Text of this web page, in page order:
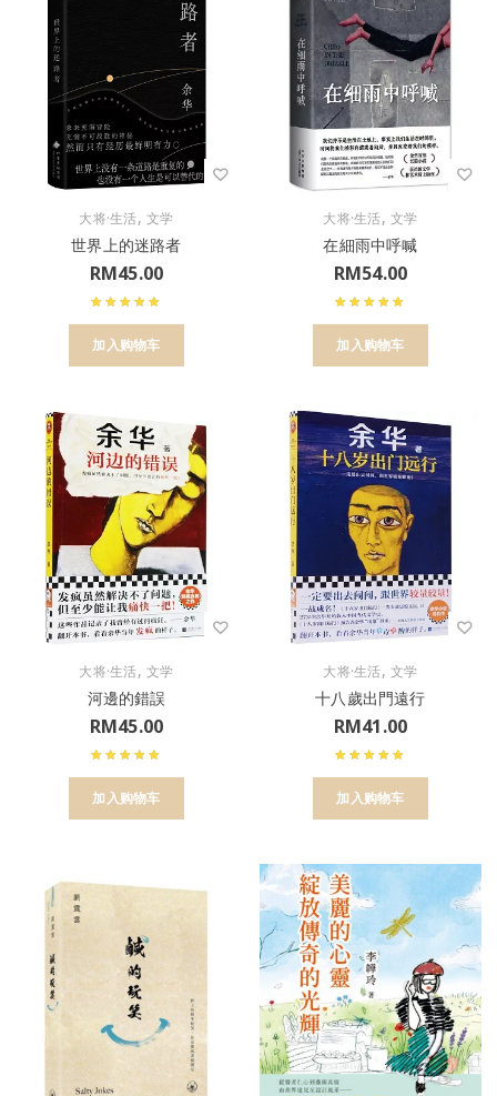
大将·生活,文学
世界上的迷路者
RM45.00
加入购物车
大将·生活,文学
在細雨中呼喊
RM54.00
加入购物车
大将·生活,文学
河邊的錯誤
RM45.00
加入购物车
大将·生活,文学
十八歲出門遠行
RM41.00
加入购物车